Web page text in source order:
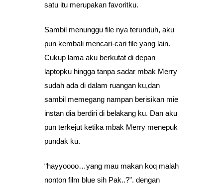
satu itu merupakan favoritku.
Sambil menunggu file nya terunduh, aku
pun kembali mencari-cari file yang lain.
Cukup lama aku berkutat di depan
laptopku hingga tanpa sadar mbak Merry
sudah ada di dalam ruangan ku,dan
sambil memegang nampan berisikan mie
instan dia berdiri di belakang ku. Dan aku
pun terkejut ketika mbak Merry menepuk
pundak ku.
“hayyoooo…yang mau makan koq malah
nonton film blue sih Pak..?”. dengan